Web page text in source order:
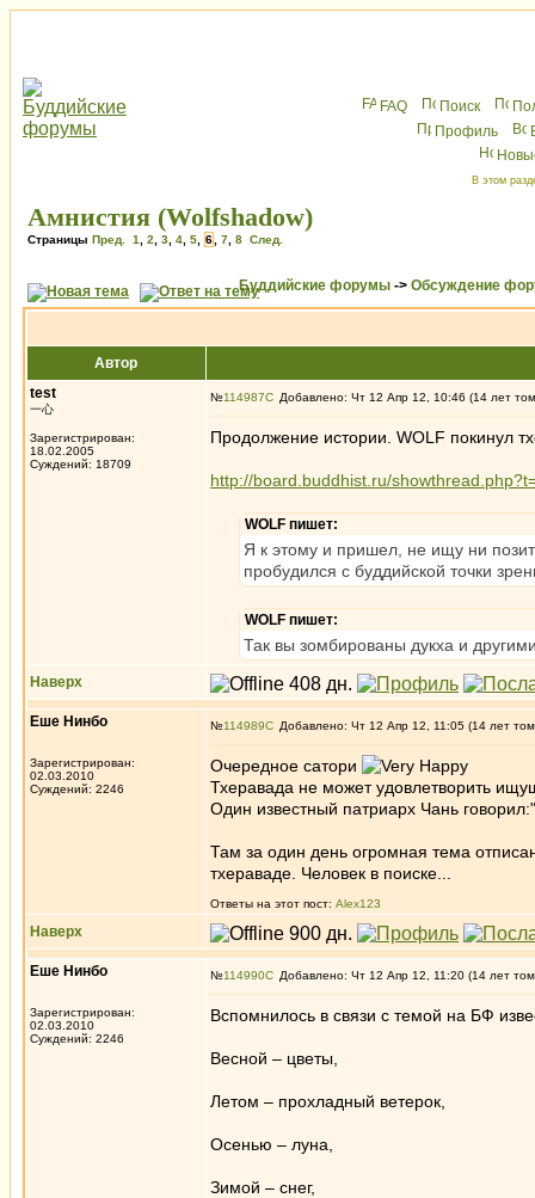
FAQ Поиск
Профиль
В этом
Амнистия (Wolfshadow)
Страницы Пред. 1 2 3 4 5 6 7 8 След.
Буддийские форумы -> Обсуждение
Автор
test
一心
Зарегистрирован:
18.02.2005
Суждений: 18709
№114987 Добавлено: Чт 12 Апр 12, 10:46 (14 лет
Продолжение истории. WOLF покинул
http://board.buddhist.ru/
WOLF пишет:
Я к этому и пришел, не ищу ни
пробудился с буддийской точки
WOLF пишет:
Так вы зомбированы дукха и
Наверх
Еше Нинбо
Зарегистрирован:
02.03.2010
Суждений: 2246
№114989 Добавлено: Чт 12 Апр 12, 11:05 (14 лет
Очередное сатори
Тхеравада не может удовлетворить
Один известный патриарх Чань
Там за один день огромная тема
тхераваде. Человек в поиске...
Ответы на этот пост: Alex123
Наверх
Еше Нинбо
Зарегистрирован:
02.03.2010
Суждений: 2246
№114990 Добавлено: Чт 12 Апр 12, 11:20 (14 лет
Вспомнилось в связи с темой на БФ
Весной – цветы,
Летом – прохладный ветерок,
Осенью – луна,
Зимой – снег,